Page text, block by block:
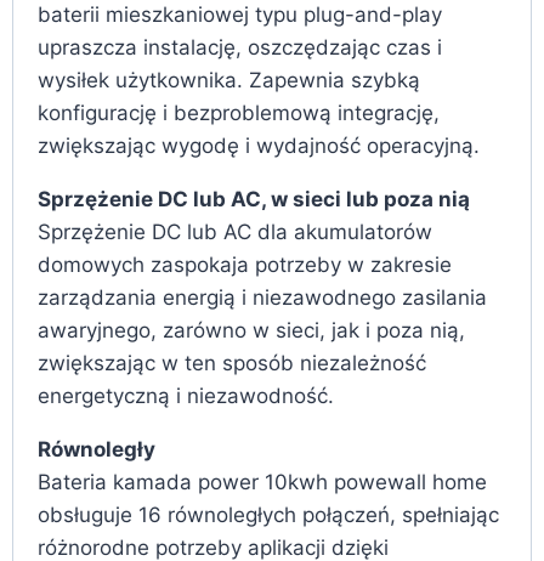
baterii mieszkaniowej typu plug-and-play
upraszcza instalację, oszczędzając czas i
wysiłek użytkownika. Zapewnia szybką
konfigurację i bezproblemową integrację,
zwiększając wygodę i wydajność operacyjną.
Sprzężenie DC lub AC, w sieci lub poza nią
Sprzężenie DC lub AC dla akumulatorów
domowych zaspokaja potrzeby w zakresie
zarządzania energią i niezawodnego zasilania
awaryjnego, zarówno w sieci, jak i poza nią,
zwiększając w ten sposób niezależność
energetyczną i niezawodność.
Równoległy
Bateria kamada power 10kwh powewall home
obsługuje 16 równoległych połączeń, spełniając
różnorodne potrzeby aplikacji dzięki